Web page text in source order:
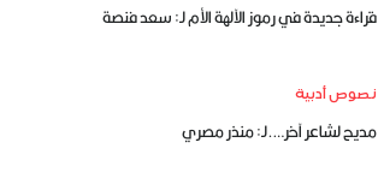
قراءة جديدة في رموز الآلهة الأم لـ: سعد فنصة
نصوص أدبية
مديح لشاعر آخر….لـ: منذر مصري